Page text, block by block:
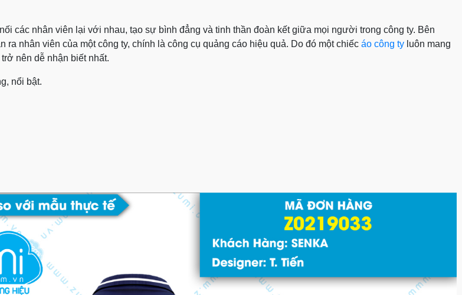
các nhân viên lại với nhau, tạo sự bình đẳng và tinh thần đoàn kết giữa mọi người trong công ty. Bên
ra nhân viên của một công ty, chính là công cụ quảng cáo hiệu quả. Do đó một chiếc áo công ty luôn mang
nên dễ nhận biết nhất.
nổi bật.